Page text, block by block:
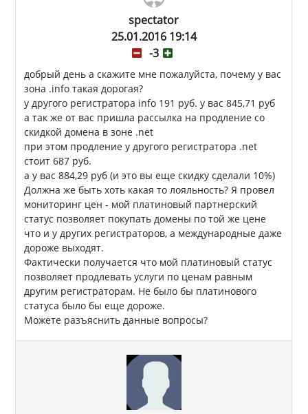
spectator
25.01.2016 19:14
-3
добрый день а скажите мне пожалуйста, почему у вас
зона .info такая дорогая?
у другого регистратора info 191 руб. у вас 845,71 руб
а так же от вас пришла рассылка на продление со
скидкой домена в зоне .net
при этом продление у другого регистратора .net
стоит 687 руб.
а у вас 884,29 руб (и это вы еще скидку сделали 10%)
Должна же быть хоть какая то лояльность? Я провел
мониторинг цен - мой платиновый партнерский
статус позволяет покупать домены по той же цене
что и у других регистраторов, а международные даже
дороже выходят.
Фактически получается что мой платиновый статус
позволяет продлевать услуги по ценам равным
другим регистраторам. Не было бы платинового
статуса было бы еще дороже.
Можете разъяснить данные вопросы?